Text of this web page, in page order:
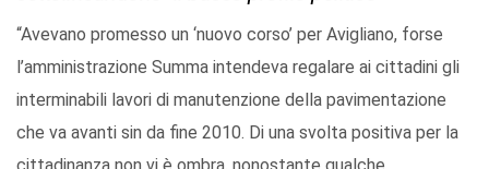
“Avevano promesso un ‘nuovo corso’ per Avigliano, forse
l’amministrazione Summa intendeva regalare ai cittadini gli
interminabili lavori di manutenzione della pavimentazione
che va avanti sin da fine 2010. Di una svolta positiva per la